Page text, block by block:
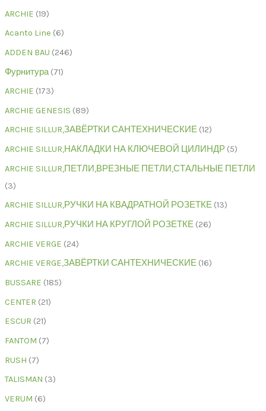
ARCHIE 19
Acanto Line 6
ADDEN BAU 246
Фурнитура 71
ARCHIE 173
ARCHIE GENESIS 89
ARCHIE SILLUR,ЗАВЁРТКИ САНТЕХНИЧЕСКИЕ 12
ARCHIE SILLUR,НАКЛАДКИ НА КЛЮЧЕВОЙ ЦИЛИНДР 5
ARCHIE SILLUR,ПЕТЛИ,ВРЕЗНЫЕ ПЕТЛИ,СТАЛЬНЫЕ ПЕТЛИ
3
ARCHIE SILLUR,РУЧКИ НА КВАДРАТНОЙ РОЗЕТКЕ 13
ARCHIE SILLUR,РУЧКИ НА КРУГЛОЙ РОЗЕТКЕ 26
ARCHIE VERGE 24
ARCHIE VERGE,ЗАВЁРТКИ САНТЕХНИЧЕСКИЕ 16
BUSSARE 185
CENTER 21
ESCUR 21
FANTOM 7
RUSH 7
TALISMAN 3
VERUM 6